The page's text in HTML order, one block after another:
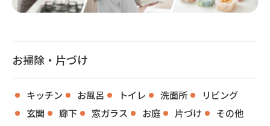
お掃除・片づけ
キッチン お風呂 トイレ 洗面所
リビング
玄関
廊下 窓ガラス お庭 片づけ その他